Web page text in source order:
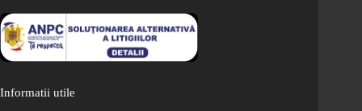
Informatii utile